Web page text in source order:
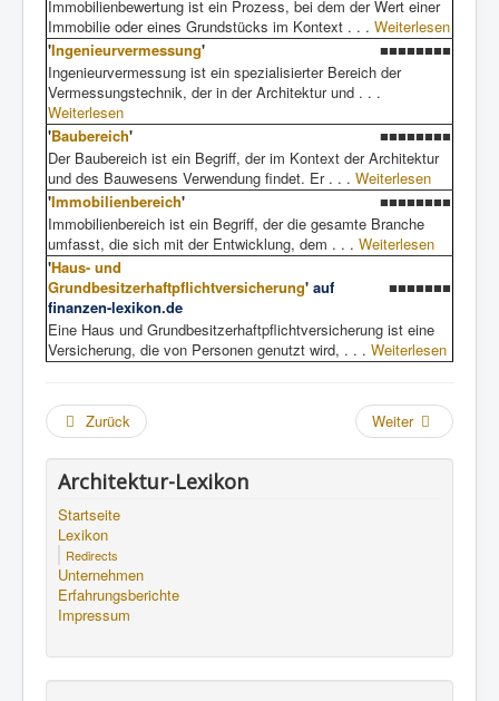
Immobilienbewertung ist ein Prozess, bei dem der Wert einer
Immobilie oder eines Grundstücks im Kontext . . . Weiterlesen
'Ingenieurvermessung'
■■■■■■■■
Ingenieurvermessung ist ein spezialisierter Bereich der
Vermessungstechnik, der in der Architektur und . . .
Weiterlesen
'Baubereich'
■■■■■■■■
Der Baubereich ist ein Begriff, der im Kontext der Architektur
und des Bauwesens Verwendung findet. Er . . . Weiterlesen
'Immobilienbereich'
■■■■■■■■
Immobilienbereich ist ein Begriff, der die gesamte Branche
umfasst, die sich mit der Entwicklung, dem . . . Weiterlesen
'Haus- und
Grundbesitzerhaftpflichtversicherung' auf
finanzen-lexikon.de
■■■■■■■
Eine Haus und Grundbesitzerhaftpflichtversicherung ist eine
Versicherung, die von Personen genutzt wird, . . . Weiterlesen
Zurück Weiter
Architektur-Lexikon
Startseite
Lexikon
Redirects
Unternehmen
Erfahrungsberichte
Impressum